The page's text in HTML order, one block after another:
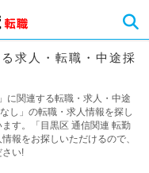
求人・転職・中途採
に関連する転職・求人・中途
し」の転職・求人情報を探し
す。「目黒区 通信関連 転勤
報をお探しいただけるので、
さい!